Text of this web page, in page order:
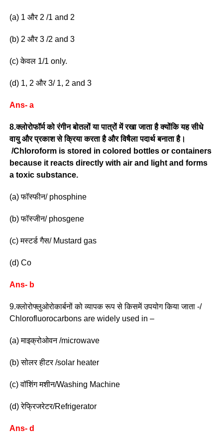
(a) 1 और 2 /1 and 2
(b) 2 और 3 /2 and 3
(c) केवल 1/1 only.
(d) 1, 2 और 3/ 1, 2 and 3
Ans- a
8.क्लोरोफॉर्म को रंगीन बोतलों या पात्रों में रखा जाता है क्योंकि यह सीधे
वायु और प्रकाश से क्रिया करता है और विषैला पदार्थ बनाता है।
/Chloroform is stored in colored bottles or containers
because it reacts directly with air and light and forms
a toxic substance.
(a) फॉस्फीन/ phosphine
(b) फॉस्जीन/ phosgene
(c) मस्टर्ड गैस/ Mustard gas
(d) Co
Ans- b
9.क्लोरोफ्लुओरोकार्बनों को व्यापक रूप से किसमें उपयोग किया जाता -/
Chlorofluorocarbons are widely used in –
(a) माइक्रोओवन /microwave
(b) सोलर हीटर /solar heater
(c) वॉशिंग मशीन/Washing Machine
(d) रेफ्रिजरेटर/Refrigerator
Ans- d